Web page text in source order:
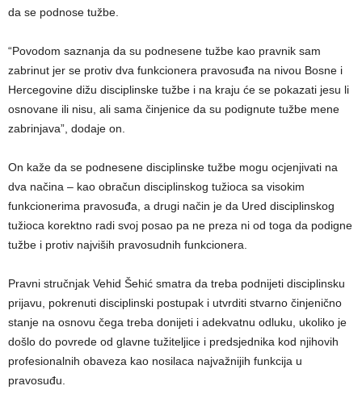
da se podnose tužbe.
“Povodom saznanja da su podnesene tužbe kao pravnik sam
zabrinut jer se protiv dva funkcionera pravosuđa na nivou Bosne i
Hercegovine dižu disciplinske tužbe i na kraju će se pokazati jesu li
osnovane ili nisu, ali sama činjenice da su podignute tužbe mene
zabrinjava”, dodaje on.
On kaže da se podnesene disciplinske tužbe mogu ocjenjivati na
dva načina – kao obračun disciplinskog tužioca sa visokim
funkcionerima pravosuđa, a drugi način je da Ured disciplinskog
tužioca korektno radi svoj posao pa ne preza ni od toga da podigne
tužbe i protiv najviših pravosudnih funkcionera.
Pravni stručnjak Vehid Šehić smatra da treba podnijeti disciplinsku
prijavu, pokrenuti disciplinski postupak i utvrditi stvarno činjenično
stanje na osnovu čega treba donijeti i adekvatnu odluku, ukoliko je
došlo do povrede od glavne tužiteljice i predsjednika kod njihovih
profesionalnih obaveza kao nosilaca najvažnijih funkcija u
pravosuđu.